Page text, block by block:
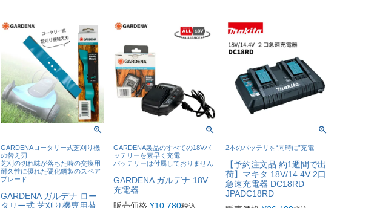
GARDENAロータリー式芝刈り機
の替え刃
芝刈の切れ味が落ちた時の交換用
耐久性に優れた硬化鋼製のスペア
ブレード
GARDENA ガルデナ ロー
タリー式 芝刈り機専用替
GARDENA製品のすべての18Vバ
ッテリーを素早く充電
バッテリーは付属しておりません
GARDENA ガルデナ 18V
充電器
販売価格 ¥10,780税込
2本のバッテリを“同時に”充電
【予約注文品 約1週間で出
荷】マキタ 18V/14.4V 2口
急速充電器 DC18RD
JPADC18RD